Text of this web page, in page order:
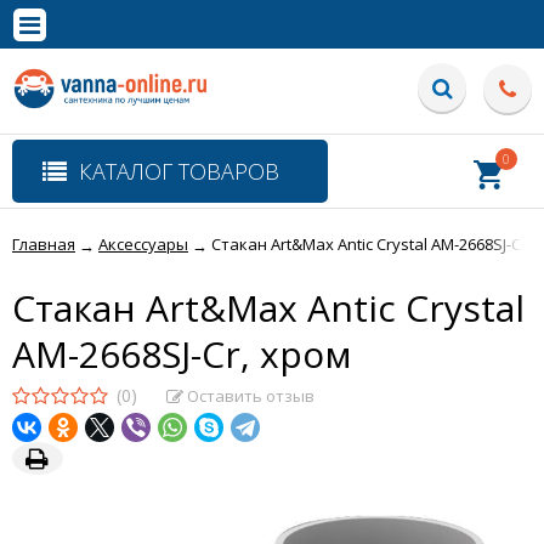
Полная версия сайта
КАТАЛОГ ТОВАРОВ 0
Главная → Аксессуары → Стакан Art&Max Antic Crystal AM-2668SJ-Cr,
Стакан Art&Max Antic Crystal
AM-2668SJ-Cr, хром
(0) Оставить отзыв